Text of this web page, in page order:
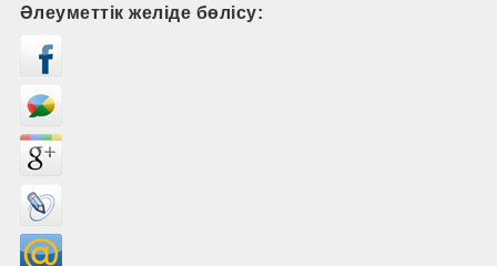
Әлеуметтік желіде бөлісу: